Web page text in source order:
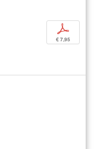
p
€ 7,95